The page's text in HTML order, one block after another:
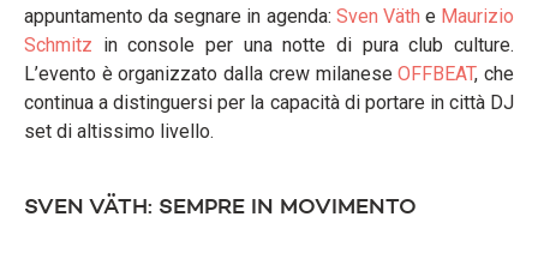
appuntamento da segnare in agenda: Sven Väth e Maurizio
Schmitz in console per una notte di pura club culture.
L’evento è organizzato dalla crew milaneseOFFBEAT, che
continua a distinguersi per la capacità di portare in città DJ
set di altissimo livello.
SVEN VÄTH: SEMPRE IN MOVIMENTO